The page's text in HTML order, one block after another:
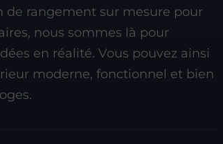
de rangement sur mesure pour
nous sommes là pour
en réalité. Vous pouvez ainsi
moderne, fonctionnel et bien